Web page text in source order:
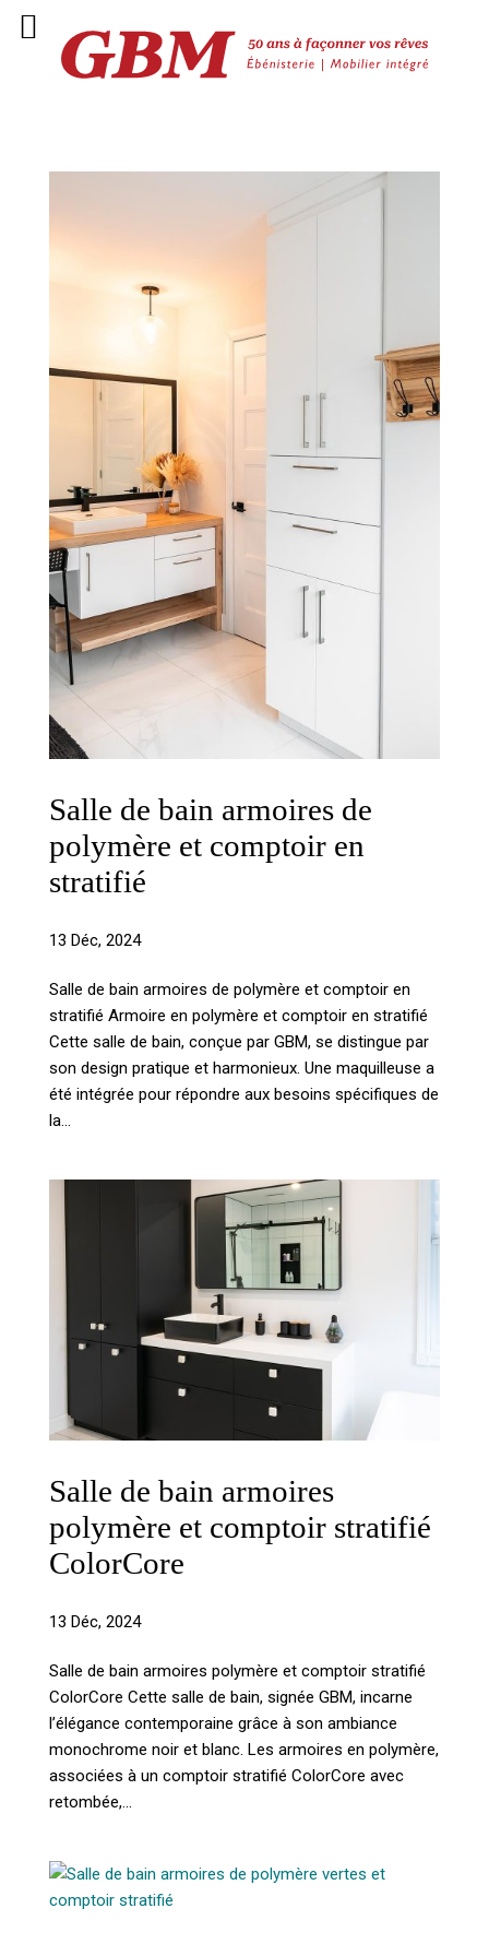
Salle de bain armoires de
polymère et comptoir en
stratifié
13 Déc, 2024
Salle de bain armoires de polymère et comptoir en
stratifié Armoire en polymère et comptoir en stratifié
Cette salle de bain, conçue par GBM, se distingue par
son design pratique et harmonieux. Une maquilleuse a
été intégrée pour répondre aux besoins spécifiques de
la...
Salle de bain armoires
polymère et comptoir stratifié
ColorCore
13 Déc, 2024
Salle de bain armoires polymère et comptoir stratifié
ColorCore Cette salle de bain, signée GBM, incarne
l’élégance contemporaine grâce à son ambiance
monochrome noir et blanc. Les armoires en polymère,
associées à un comptoir stratifié ColorCore avec
retombée,...